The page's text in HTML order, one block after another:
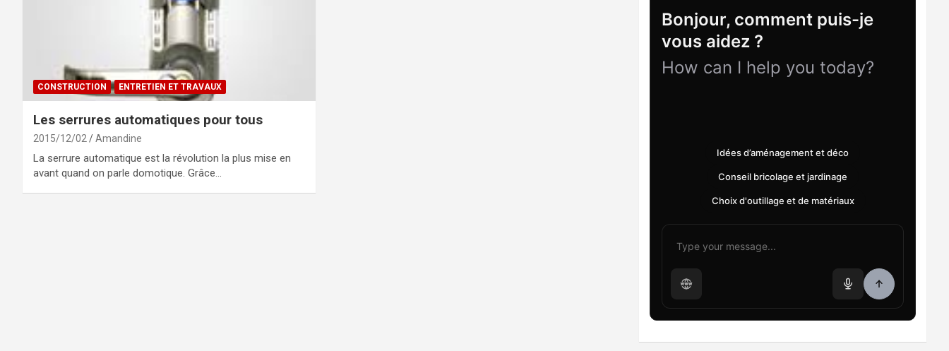
CONSTRUCTION ENTRETIEN ET TRAVAUX
Les serrures automatiques pour tous
2015/12/02 Amandine
La serrure automatique est la révolution la plus mise en
avant quand on parle domotique. Grâce…
Bonjour, comment puis-je
vous aidez ?
How can I help you today?
Idées d’aménagement et déco
Conseil bricolage et jardinage
Choix d'outillage et de matériaux